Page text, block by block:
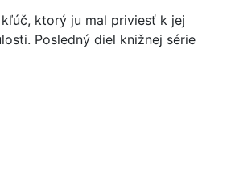
ktorý ju mal priviesť k jej
Posledný diel knižnej série